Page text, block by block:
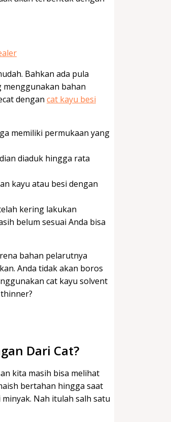
Bahkan ada pula
menggunakan bahan
dengan cat kayu besi
memiliki permukaan yang
diaduk hingga rata
kayu atau besi dengan
kering lakukan
belum sesuai Anda bisa
bahan pelarutnya
Anda tidak akan boros
cat kayu solvent
Dari Cat?
kita masih bisa melihat
bertahan hingga saat
Nah itulah salh satu